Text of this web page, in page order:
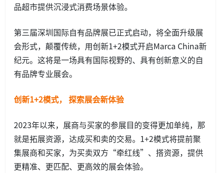
品超市提供沉浸式消费场景体验。
第三届深圳国际自有品牌展已正式启动，将全面升级展
会形式，颠覆传统，用创新1+2模式开启Marca China新
纪元。这将是一场具有国际视野的、具有创新意义的自
有品牌专业展会。
创新1+2模式， 探索展会新体验
2023年以来，展商与买家的参展目的变得更加单纯，那
就是拓展资源，达成买和卖的交易。1+2模式将提前聚
集展商和买家，为买卖双方“牵红线”、搭资源，提供
更精准、更匹配、更高效的展会体验。